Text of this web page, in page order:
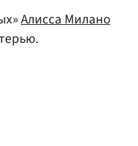
Алисса Милано